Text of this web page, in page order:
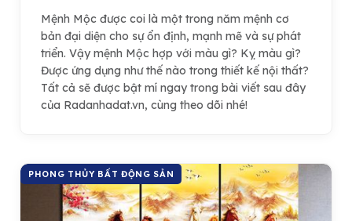
Mệnh Mộc được coi là một trong năm mệnh cơ
bản đại diện cho sự ổn định, mạnh mẽ và sự phát
triển. Vậy mệnh Mộc hợp với màu gì? Kỵ màu gì?
Được ứng dụng như thế nào trong thiết kế nội thất?
Tất cả sẽ được bật mí ngay trong bài viết sau đây
của Radanhadat.vn, cùng theo dõi nhé!
PHONG THỦY BẤT ĐỘNG SẢN